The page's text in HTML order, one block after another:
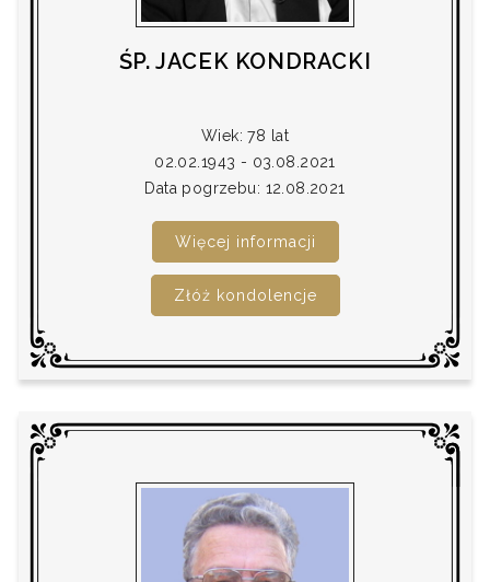
ŚP. JACEK KONDRACKI
Wiek: 78 lat
02.02.1943 - 03.08.2021
Data pogrzebu: 12.08.2021
Więcej informacji
Złóż kondolencje